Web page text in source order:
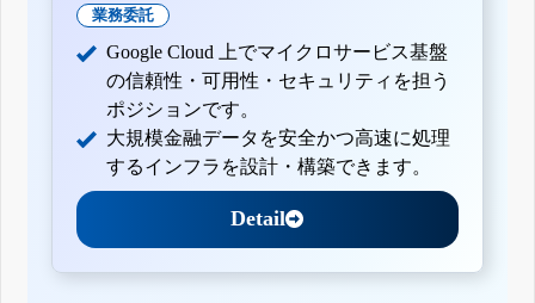
業務委託
Google Cloud 上でマイクロサービス基盤
の信頼性・可用性・セキュリティを担う
ポジションです。
大規模金融データを安全かつ高速に処理
するインフラを設計・構築できます。
Detail